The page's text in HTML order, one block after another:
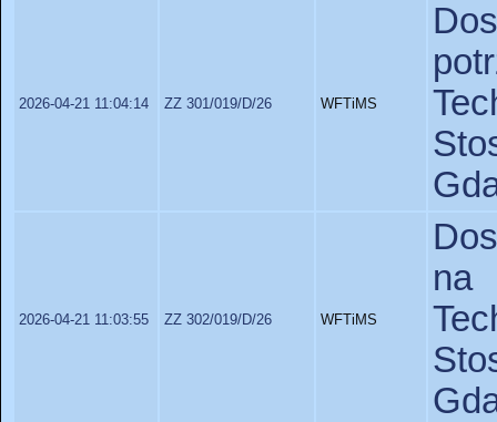
2026-04-21 11:04:14 ZZ 301/019/D/26 WFTiMS
2026-04-21 11:03:55 ZZ 302/019/D/26 WFTiMS
na